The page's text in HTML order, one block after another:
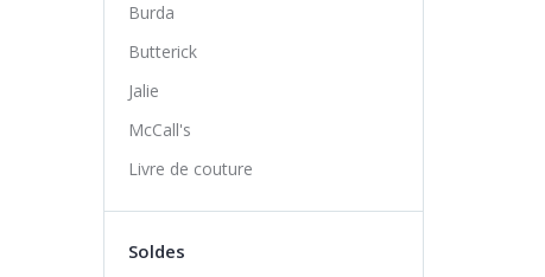
Burda
Butterick
Jalie
McCall's
Livre de couture
Soldes